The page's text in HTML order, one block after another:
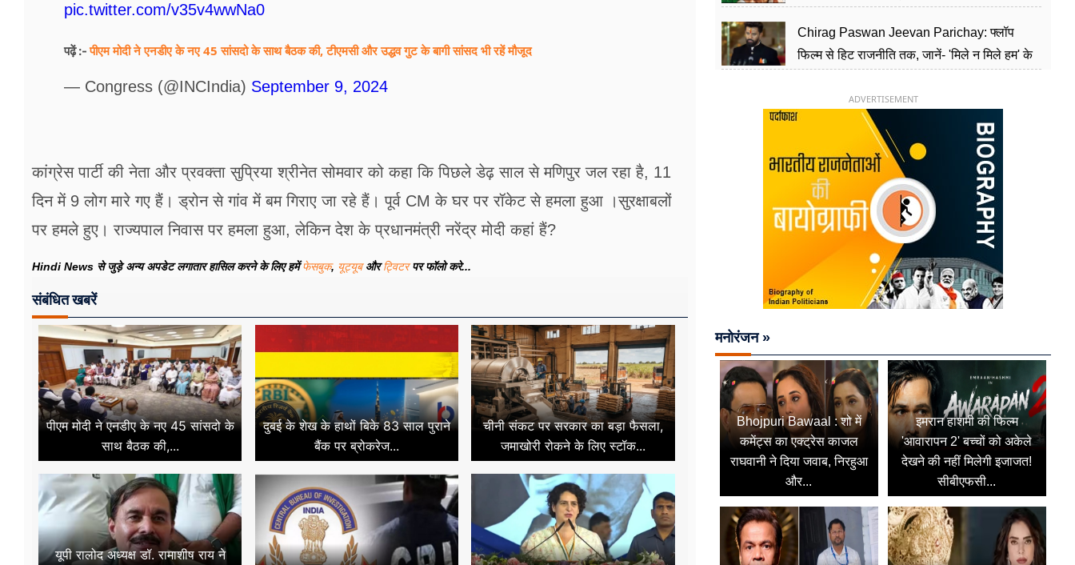
pic.twitter.com/v35v4wwNa0
पढ़ें :-पीएम मोदी ने एनडीए के नए 45 सांसदो के साथ बैठक की, टीएमसी और उद्धव गुट के बागी सांसद भी रहें मौजूद
— Congress (@INCIndia) September 9, 2024
कांग्रेस पार्टी की नेता और प्रवक्ता सुप्रिया श्रीनेत सोमवार को कहा कि पिछले डेढ़ साल से मणिपुर जल रहा है, 11
दिन में 9 लोग मारे गए हैं। ड्रोन से गांव में बम गिराए जा रहे हैं। पूर्व CM के घर पर रॉकेट से हमला हुआ ।सुरक्षाबलों
पर हमले हुए। राज्यपाल निवास पर हमला हुआ, लेकिन देश के प्रधानमंत्री नरेंद्र मोदी कहां हैं?
Hindi News से जुड़े अन्य अपडेट लगातार हासिल करने के लिए हमेंफेसबुक, यूट्यूबऔरट्विटरपर फॉलो करे...
संबंधित खबरें
पीएम मोदी ने एनडीए के नए 45 सांसदो के
साथ बैठक की,...
दुबई के शेख के हाथों बिके 83 साल पुराने
बैंक पर ब्रोकरेज...
चीनी संकट पर सरकार का बड़ा फैसला,
जमाखोरी रोकने के लिए स्टॉक...
यूपी रालोद अध्यक्ष डॉ. रामाशीष राय ने
Chirag Paswan Jeevan Parichay: फ्लॉप
फिल्म से हिट राजनीति तक, जानें- 'मिले न मिले हम' के
ADVERTISEMENT
मनोरंजन »
Bhojpuri Bawaal : शो में
कमेंट्स का एक्ट्रेस काजल
राघवानी ने दिया जवाब, निरहुआ
और...
इमरान हाशमी की फिल्म
'आवारापन 2' बच्चों को अकेले
देखने की नहीं मिलेगी इजाजत!
सीबीएफसी...